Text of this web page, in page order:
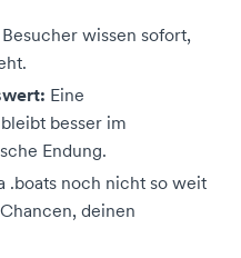
Besucher wissen sofort,
Eine
besser im
Endung.
.boats noch nicht so weit
deinen